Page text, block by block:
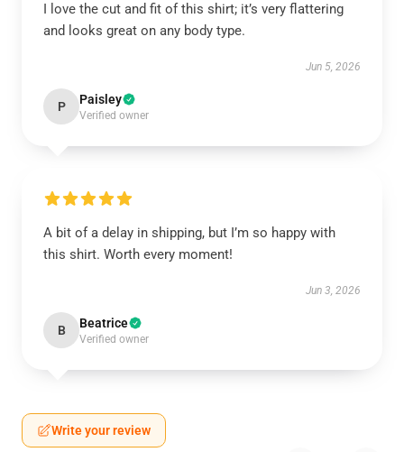
I love the cut and fit of this shirt; it’s very flattering
and looks great on any body type.
Jun 5, 2026
P Paisley
Verified owner
A bit of a delay in shipping, but I’m so happy with
this shirt. Worth every moment!
Jun 3, 2026
B Beatrice
Verified owner
Write your review